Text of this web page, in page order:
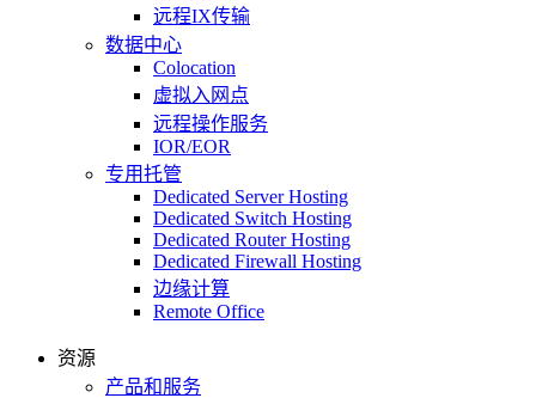
远程IX传输
数据中心
Colocation
虚拟入网点
远程操作服务
IOR/EOR
专用托管
Dedicated Server Hosting
Dedicated Switch Hosting
Dedicated Router Hosting
Dedicated Firewall Hosting
边缘计算
Remote Office
资源
产品和服务